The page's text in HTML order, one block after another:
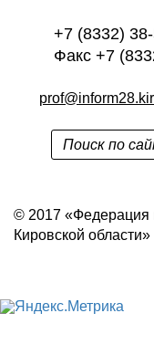
+7 (8332)
Факс +7
© 2017 «Федерация
Кировской области»